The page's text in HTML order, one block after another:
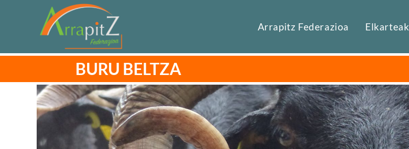
Arrapitz Federazioa Elkarteak
BURU BELTZA